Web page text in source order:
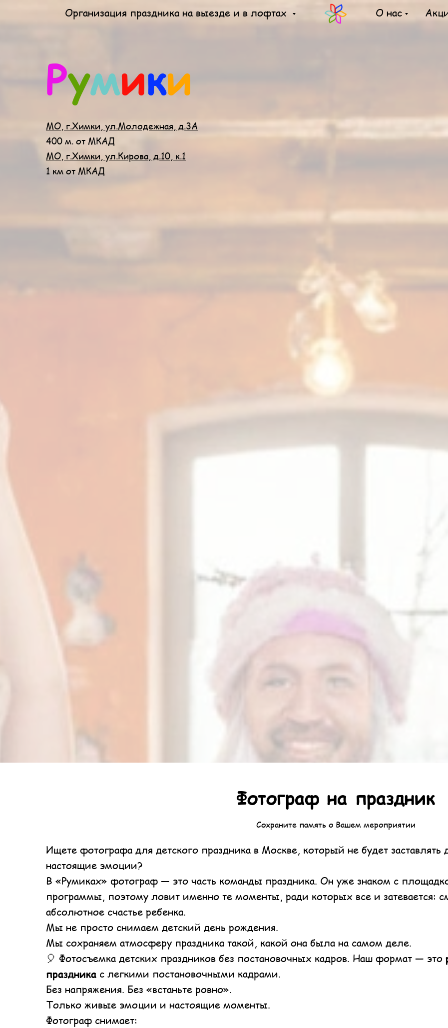
Румики
МО, г.Химки, ул.Молодежная, д.3А
400 м. от МКАД
МО, г.Химки, ул.Кирова, д.10, к.1
1 км от МКАД
Организация праздника на выезде и в лофтах О нас
Фотограф на праздник
Сохраните память о Вашем мероприятии
Ищете фотографа для детского праздника в Москве, который не будет заставлять
настоящие эмоции?
В «Румиках» фотограф — это часть команды праздника. Он уже знаком с
программы, поэтому ловит именно те моменты, ради которых все и затевается:
абсолютное счастье ребенка.
Мы не просто снимаем детский день рождения.
Мы сохраняем атмосферу праздника такой, какой она была на самом деле.
🎈 Фотосъемка детских праздников без постановочных кадров. Наш формат — это
праздника с легкими постановочными кадрами.
Без напряжения. Без «встаньте ровно».
Только живые эмоции и настоящие моменты.
Фотограф снимает: